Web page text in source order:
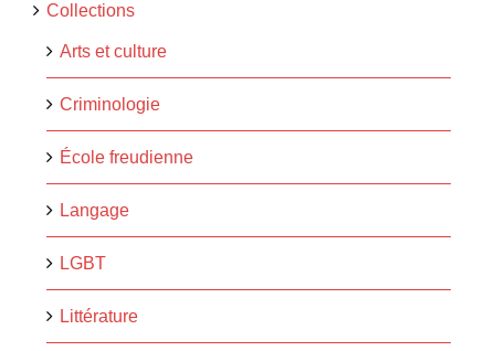
Collections
Arts et culture
Criminologie
École freudienne
Langage
LGBT
Littérature